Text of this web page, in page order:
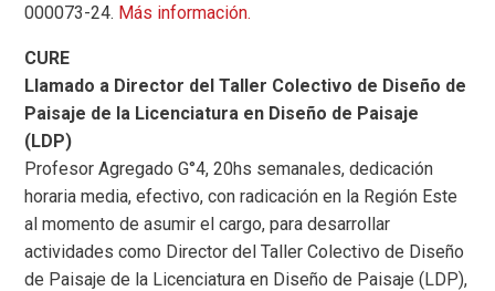
000073-24. Más información.
CURE
Llamado a Director del Taller Colectivo de Diseño de
Paisaje de la Licenciatura en Diseño de Paisaje
(LDP)
Profesor Agregado G°4, 20hs semanales, dedicación
horaria media, efectivo, con radicación en la Región Este
al momento de asumir el cargo, para desarrollar
actividades como Director del Taller Colectivo de Diseño
de Paisaje de la Licenciatura en Diseño de Paisaje (LDP),